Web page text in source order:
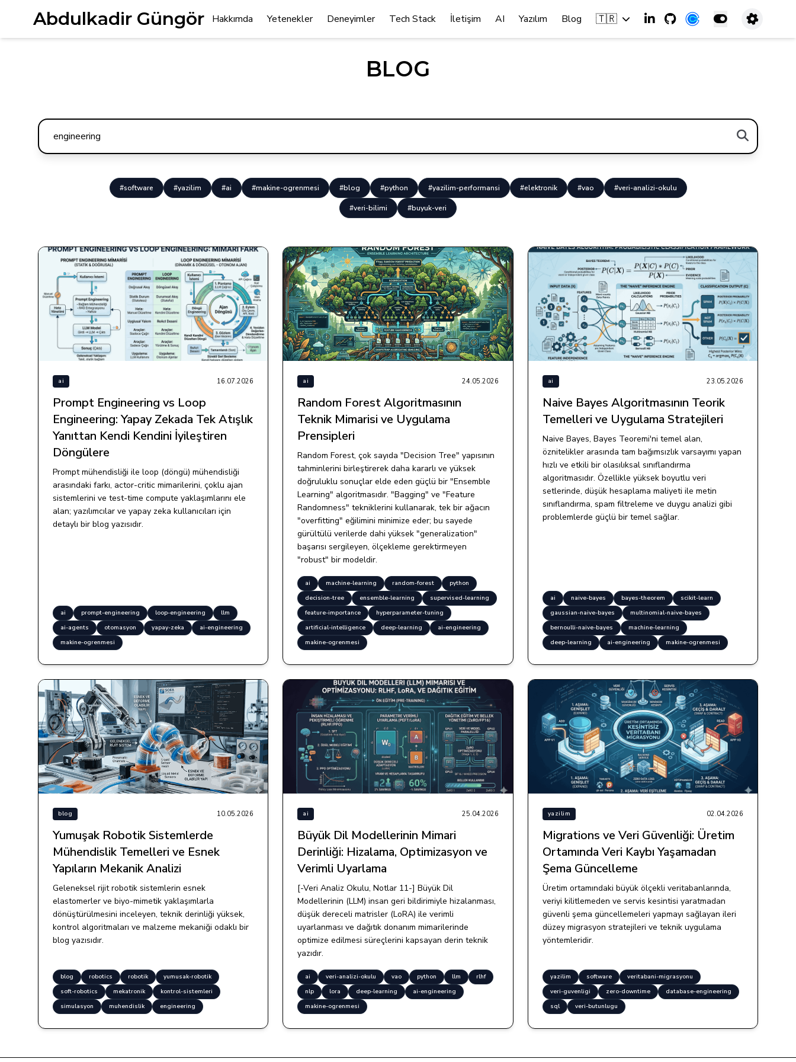
Abdulkadir Güngör Hakkımda Yetenekler Deneyimler Tech Stack İletişim AI Yazılım Blog 🇹🇷
BLOG
#software #yazilim #ai #makine-ogrenmesi #blog #python #yazilim-performansi #elektronik #vao #veri-analizi-okulu
#veri-bilimi #buyuk-veri
ai 16.07.2026
Prompt Engineering vs Loop
Engineering: Yapay Zekada Tek Atışlık
Yanıttan Kendi Kendini İyileştiren
Döngülere
Prompt mühendisliği ile loop (döngü) mühendisliği
arasındaki farkı, actor-critic mimarilerini, çoklu ajan
sistemlerini ve test-time compute yaklaşımlarını ele
alan; yazılımcılar ve yapay zeka kullanıcıları için
detaylı bir blog yazısıdır.
ai prompt-engineering loop-engineering
llm
ai-agents
otomasyon yapay-zeka
ai-engineering
makine-ogrenmesi
ai 24.05.2026
Random Forest Algoritmasının
Teknik Mimarisi ve Uygulama
Prensipleri
Random Forest, çok sayıda "Decision Tree" yapısının
tahminlerini birleştirerek daha kararlı ve yüksek
doğruluklu sonuçlar elde eden güçlü bir "Ensemble
Learning" algoritmasıdır. "Bagging" ve "Feature
Randomness" tekniklerini kullanarak, tek bir ağacın
"overfitting" eğilimini minimize eder; bu sayede
gürültülü verilerde dahi yüksek "generalization"
başarısı sergileyen, ölçekleme gerektirmeyen
"robust" bir modeldir.
ai machine-learning random-forest
python
decision-tree
ensemble-learning
supervised-learning
feature-importance
hyperparameter-tuning
artificial-intelligence
deep-learning
ai-engineering
makine-ogrenmesi
ai 23.05.2026
Naive Bayes Algoritmasının Teorik
Temelleri ve Uygulama Stratejileri
Naive Bayes, Bayes Teoremi'ni temel alan,
öznitelikler arasında tam bağımsızlık varsayımı yapan
hızlı ve etkili bir olasılıksal sınıflandırma
algoritmasıdır. Özellikle yüksek boyutlu veri
setlerinde, düşük hesaplama maliyeti ile metin
sınıflandırma, spam filtreleme ve duygu analizi gibi
problemlerde güçlü bir temel sağlar.
ai naive-bayes bayes-theorem
scikit-learn
gaussian-naive-bayes
multinomial-naive-bayes
bernoulli-naive-bayes
machine-learning
deep-learning
ai-engineering makine-ogrenmesi
blog 10.05.2026
Yumuşak Robotik Sistemlerde
Mühendislik Temelleri ve Esnek
Yapıların Mekanik Analizi
Geleneksel rijit robotik sistemlerin esnek
elastomerler ve biyo-mimetik yaklaşımlarla
dönüştürülmesini inceleyen, teknik derinliği yüksek,
kontrol algoritmaları ve malzeme mekaniği odaklı bir
blog yazısıdır.
blog robotics robotik
yumusak-robotik
soft-robotics
mekatronik
kontrol-sistemleri
simulasyon
muhendislik engineering
ai 25.04.2026
Büyük Dil Modellerinin Mimari
Derinliği: Hizalama, Optimizasyon ve
Verimli Uyarlama
[-Veri Analiz Okulu, Notlar 11-] Büyük Dil
Modellerinin (LLM) insan geri bildirimiyle hizalanması,
düşük dereceli matrisler (LoRA) ile verimli
uyarlanması ve dağıtık donanım mimarilerinde
optimize edilmesi süreçlerini kapsayan derin teknik
yazıdır.
ai veri-analizi-okulu vao python llm
rlhf
nlp
lora deep-learning
ai-engineering
makine-ogrenmesi
yazilim 02.04.2026
Migrations ve Veri Güvenliği: Üretim
Ortamında Veri Kaybı Yaşamadan
Şema Güncelleme
Üretim ortamındaki büyük ölçekli veritabanlarında,
veriyi kilitlemeden ve servis kesintisi yaratmadan
güvenli şema güncellemeleri yapmayı sağlayan ileri
düzey migrasyon stratejileri ve teknik uygulama
yöntemleridir.
yazilim software
veritabani-migrasyonu
veri-guvenligi
zero-downtime
database-engineering
sql
veri-butunlugu